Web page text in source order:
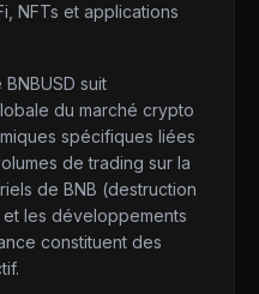
NFTs et applications
suit
du marché crypto
spécifiques liées
de trading sur la
de BNB (destruction
les développements
constituent des